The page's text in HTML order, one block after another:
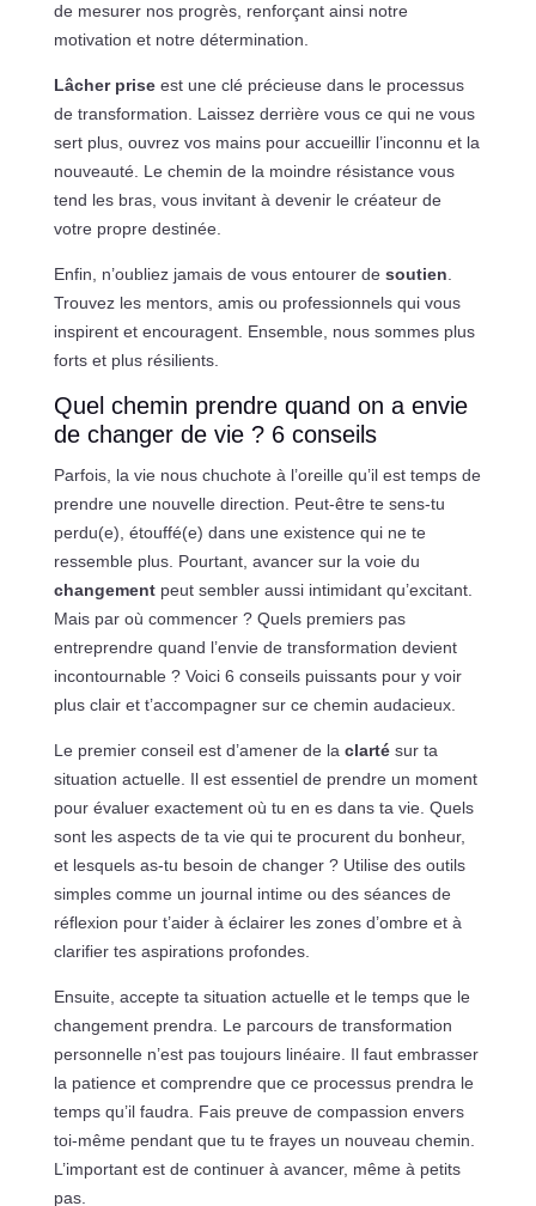
de mesurer nos progrès, renforçant ainsi notre
motivation et notre détermination.
Lâcher priseest une clé précieuse dans le processus
de transformation. Laissez derrière vous ce qui ne vous
sert plus, ouvrez vos mains pour accueillir l’inconnu et la
nouveauté. Le chemin de la moindre résistance vous
tend les bras, vous invitant à devenir le créateur de
votre propre destinée.
Enfin, n’oubliez jamais de vous entourer de soutien
Trouvez les mentors, amis ou professionnels qui vous
inspirent et encouragent. Ensemble, nous sommes plus
forts et plus résilients.
Quel chemin prendre quand on a envie
de changer de vie ? 6 conseils
Parfois, la vie nous chuchote à l’oreille qu’il est temps de
prendre une nouvelle direction. Peut-être te sens-tu
perdu(e), étouffé(e) dans une existence qui ne te
ressemble plus. Pourtant, avancer sur la voie du
changementpeut sembler aussi intimidant qu’excitant.
Mais par où commencer ? Quels premiers pas
entreprendre quand l’envie de transformation devient
incontournable ? Voici 6 conseils puissants pour y voir
plus clair et t’accompagner sur ce chemin audacieux.
Le premier conseil est d’amener de la clartésur ta
situation actuelle. Il est essentiel de prendre un moment
pour évaluer exactement où tu en es dans ta vie. Quels
sont les aspects de ta vie qui te procurent du bonheur,
et lesquels as-tu besoin de changer ? Utilise des outils
simples comme un journal intime ou des séances de
réflexion pour t’aider à éclairer les zones d’ombre et à
clarifier tes aspirations profondes.
Ensuite, accepte ta situation actuelle et le temps que le
changement prendra. Le parcours de transformation
personnelle n’est pas toujours linéaire. Il faut embrasser
la patience et comprendre que ce processus prendra le
temps qu’il faudra. Fais preuve de compassion envers
toi-même pendant que tu te frayes un nouveau chemin.
L’important est de continuer à avancer, même à petits
pas.